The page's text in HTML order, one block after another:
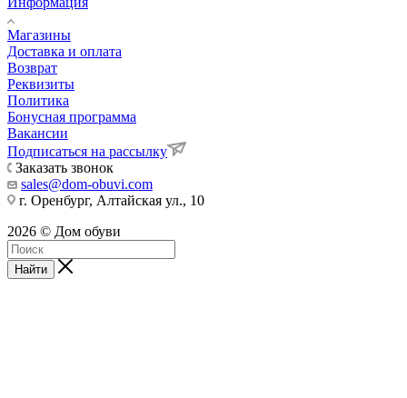
Магазины
Доставка и оплата
Возврат
Реквизиты
Политика
Бонусная программа
Вакансии
Подписаться на рассылку
Заказать звонок
sales@dom-obuvi.com
г. Оренбург, Алтайская ул., 10
2026 © Дом обуви
Найти